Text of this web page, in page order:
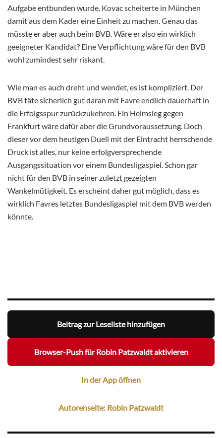
Aufgabe entbunden wurde. Kovac scheiterte in München
damit aus dem Kader eine Einheit zu machen. Genau das
müsste er aber auch beim BVB. Wäre er also ein wirklich
geeigneter Kandidat? Eine Verpflichtung wäre für den BVB
wohl zumindest sehr riskant.
Wie man es auch dreht und wendet, es ist kompliziert. Der
BVB täte sicherlich gut daran mit Favre endlich dauerhaft in
die Erfolgsspur zurückzukehren. Ein Heimsieg gegen
Frankfurt wäre dafür aber die Grundvoraussetzung. Doch
dieser vor dem heutigen Duell mit der Eintracht herrschende
Druck ist alles, nur keine erfolgversprechende
Ausgangssituation vor einem Bundesligaspiel. Schon gar
nicht für den BVB in seiner zuletzt gezeigten
Wankelmütigkeit. Es erscheint daher gut möglich, dass es
wirklich Favres letztes Bundesligaspiel mit dem BVB werden
könnte.
Beitrag zur Leseliste hinzufügen
Browser-Push für Robin Patzwaldt aktivieren
In der App öffnen
Autorenseite: Robin Patzwaldt